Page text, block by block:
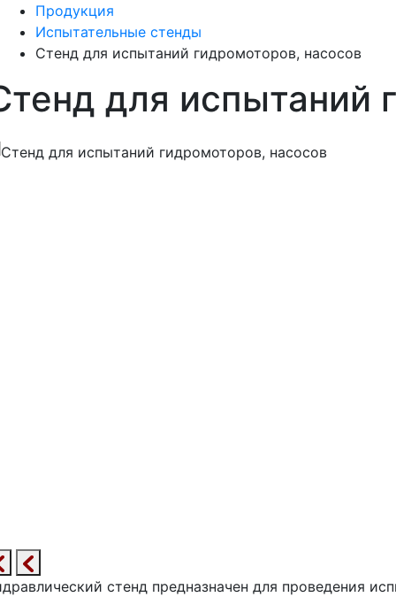
Продукция
Испытательные стенды
Стенд для испытаний гидромоторов, насосов
для испытаний
стенд предназначен для проведения